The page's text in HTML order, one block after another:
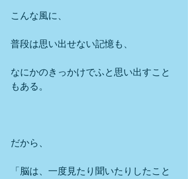
こんな風に、
普段は思い出せない記憶も、
なにかのきっかけでふと思い出すこと
もある。
だから、
「脳は、一度見たり聞いたりしたこと